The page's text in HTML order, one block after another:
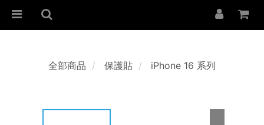
全部商品 保護貼 iPhone 16 系列